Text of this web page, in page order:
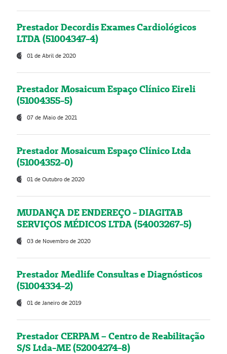
Prestador Decordis Exames Cardiológicos
LTDA (51004347-4)
01 de Abril de 2020
Prestador Mosaicum Espaço Clínico Eireli
(51004355-5)
07 de Maio de 2021
Prestador Mosaicum Espaço Clínico Ltda
(51004352-0)
01 de Outubro de 2020
MUDANÇA DE ENDEREÇO - DIAGITAB
SERVIÇOS MÉDICOS LTDA (54003267-5)
03 de Novembro de 2020
Prestador Medlife Consultas e Diagnósticos
(51004334-2)
01 de Janeiro de 2019
Prestador CERPAM – Centro de Reabilitação
S/S Ltda-ME (52004274-8)